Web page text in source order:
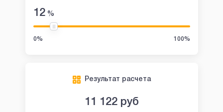
12%
0% 100%
Результат расчета
11 122руб